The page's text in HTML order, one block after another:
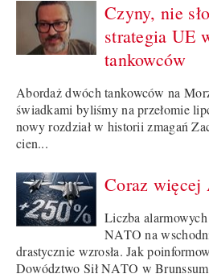
Czyny, nie
strategia UE
tankowców
Abordaż dwóch tankowców na
świadkami byliśmy na przełomie
nowy rozdział w historii zmagań
cien...
Coraz więcej
Liczba
NATO na
drastycznie wzrosła. Jak
Dowództwo Sił NATO w